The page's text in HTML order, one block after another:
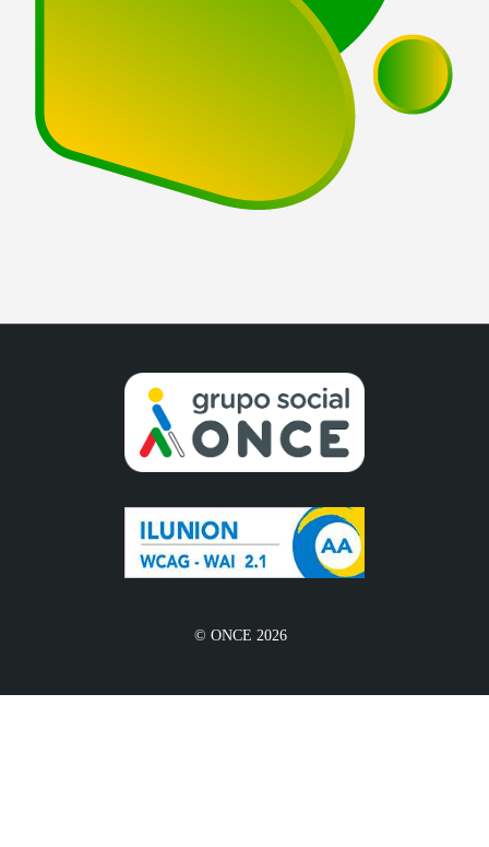
© ONCE 2026